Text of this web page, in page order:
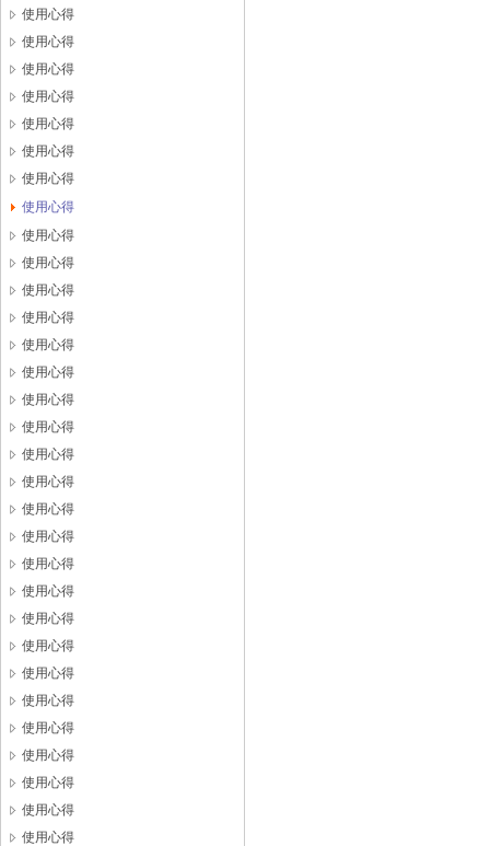
使用心得
使用心得
使用心得
使用心得
使用心得
使用心得
使用心得
使用心得
使用心得
使用心得
使用心得
使用心得
使用心得
使用心得
使用心得
使用心得
使用心得
使用心得
使用心得
使用心得
使用心得
使用心得
使用心得
使用心得
使用心得
使用心得
使用心得
使用心得
使用心得
使用心得
使用心得